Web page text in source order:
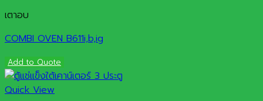
เตาอบ
COMBI OVEN B611i,b,ig
Add to Quote
Quick View